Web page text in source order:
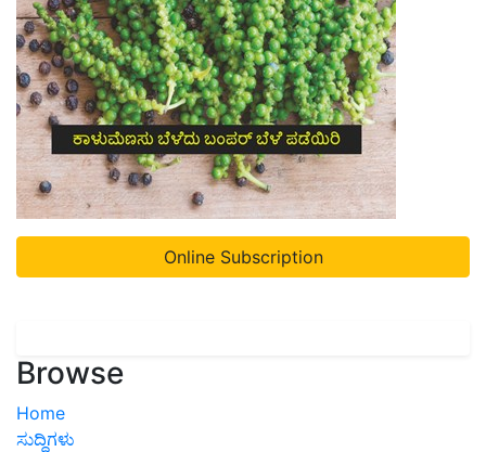
Online Subscription
Browse
Home
ಸುದ್ದಿಗಳು